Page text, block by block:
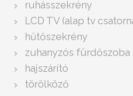
ruhásszekrény
LCD TV (alap tv
hűtőszekrény
zuhanyzós fürdőszoba
hajszárító
törölköző